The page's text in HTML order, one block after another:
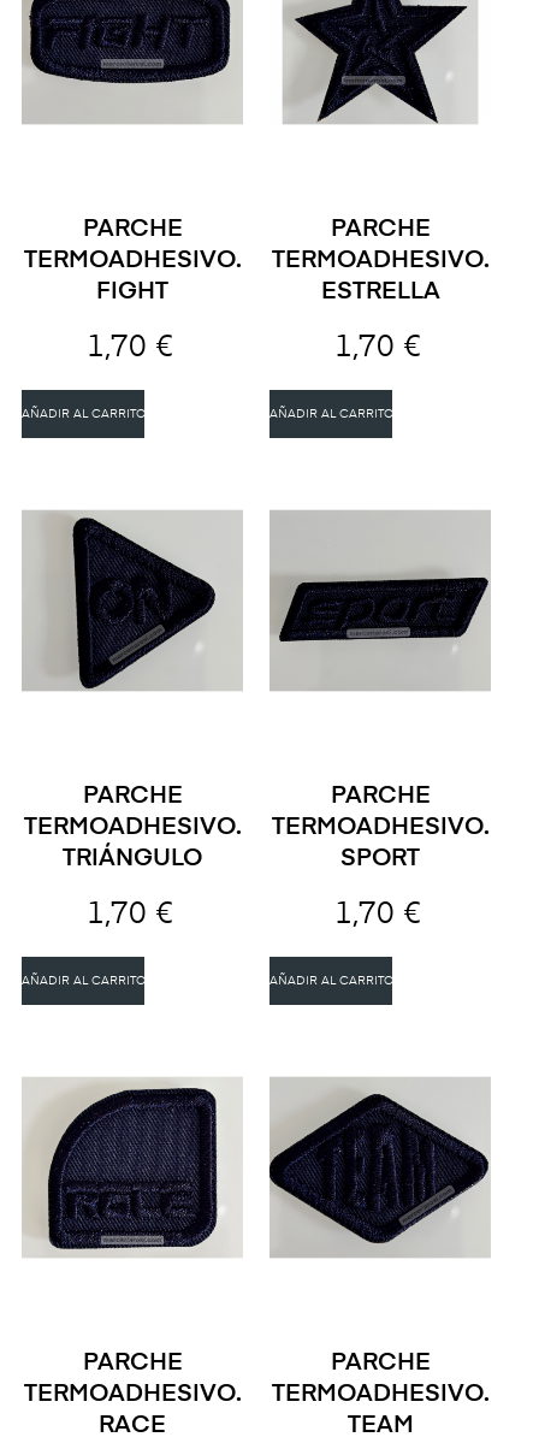
PARCHE
TERMOADHESIVO.
FIGHT
1,70 €
AÑADIR AL CARRITO
PARCHE
TERMOADHESIVO.
ESTRELLA
1,70 €
AÑADIR AL CARRITO
PARCHE
TERMOADHESIVO.
TRIÁNGULO
1,70 €
AÑADIR AL CARRITO
PARCHE
TERMOADHESIVO.
SPORT
1,70 €
AÑADIR AL CARRITO
PARCHE
TERMOADHESIVO.
RACE
PARCHE
TERMOADHESIVO.
TEAM